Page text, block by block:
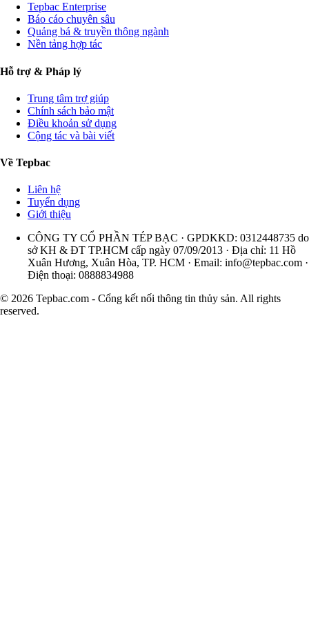
Tepbac Enterprise
Báo cáo chuyên sâu
Quảng bá & truyền thông ngành
Nền tảng hợp tác
Hỗ trợ & Pháp lý
Trung tâm trợ giúp
Chính sách bảo mật
Điều khoản sử dụng
Cộng tác và bài viết
Về Tepbac
Liên hệ
Tuyển dụng
Giới thiệu
CÔNG TY CỔ PHẦN TÉP BẠC · GPDKKD: 0312448735 do
sở KH & ĐT TP.HCM cấp ngày 07/09/2013 · Địa chỉ: 11 Hồ
Xuân Hương, Xuân Hòa, TP. HCM · Email: info@tepbac.com ·
Điện thoại: 0888834988
© 2026 Tepbac.com - Cổng kết nối thông tin thủy sản. All rights
reserved.